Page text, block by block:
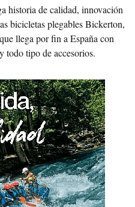
historia de calidad, innovación
bicicletas plegables Bickerton,
llega por fin a España con
todo tipo de accesorios.